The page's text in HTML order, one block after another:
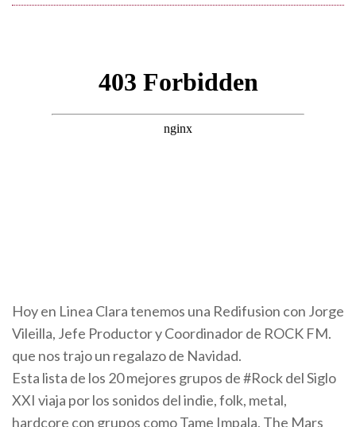
Hoy en Linea Clara tenemos una Redifusion con Jorge
Vileilla, Jefe Productor y Coordinador de ROCK FM.
que nos trajo un regalazo de Navidad.
Esta lista de los 20 mejores grupos de #Rock del Siglo
XXI viaja por los sonidos del indie, folk, metal,
hardcore con grupos como Tame Impala, The Mars